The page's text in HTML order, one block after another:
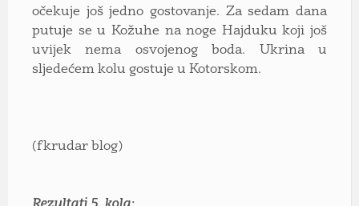
očekuje još jedno gostovanje. Za sedam dana
putuje se u Kožuhe na noge Hajduku koji još
uvijek nema osvojenog boda. Ukrina u
sljedećem kolu gostuje u Kotorskom.
(fkrudar blog)